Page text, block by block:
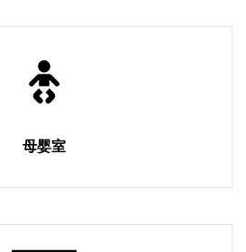
母婴室